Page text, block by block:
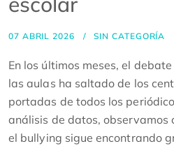
07 ABRIL 2026 SIN CATEGORÍA
En los últimos meses, el
las aulas ha saltado de los
portadas de todos los
análisis de datos, observamos
el bullying sigue encontrando